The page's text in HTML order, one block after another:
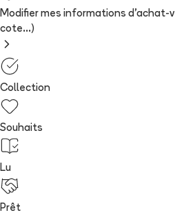
Modifier mes informations d'achat-
cote...)
Collection
Souhaits
Lu
Prêt